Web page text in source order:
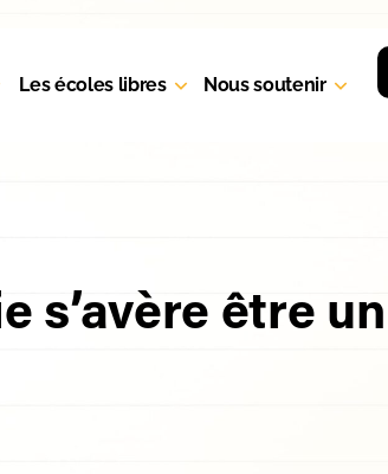
Les écoles libres Nous soutenir
s’avère être